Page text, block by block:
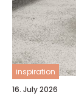
inspiration
16. July 2026